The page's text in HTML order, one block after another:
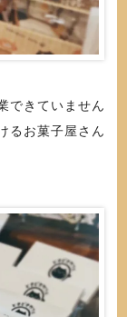
できていません
るお菓子屋さん